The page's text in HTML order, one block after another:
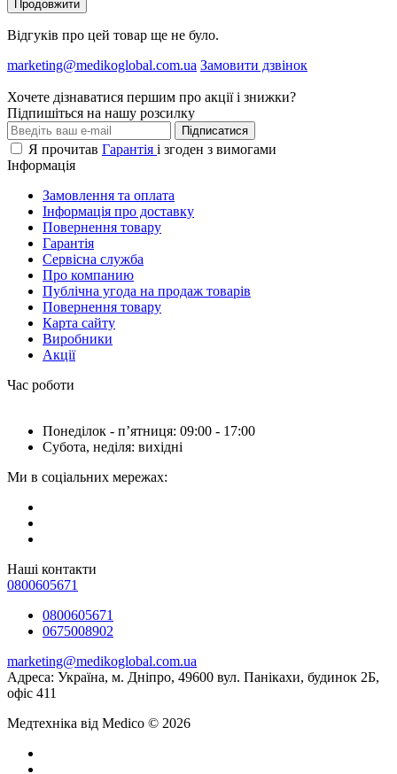
Продовжити
Відгуків про цей товар ще не було.
marketing@medikoglobal.com.ua Замовити дзвінок
Хочете дізнаватися першим про акції і знижки?
Підпишіться на нашу розсилку
Підписатися
Я прочитав Гарантія і згоден з вимогами
Інформація
Замовлення та оплата
Інформація про доставку
Повернення товару
Гарантія
Сервісна служба
Про компанию
Публічна угода на продаж товарів
Повернення товару
Карта сайту
Виробники
Акції
Час роботи
Понеділок - пʼятниця: 09:00 - 17:00
Субота, неділя: вихідні
Ми в соціальних мережах:
Наші контакти
0800605671
0800605671
0675008902
marketing@medikoglobal.com.ua
Адреса: Україна, м. Дніпро, 49600 вул. Панікахи, будинок 2Б,
офіс 411
Медтехніка від Medico © 2026